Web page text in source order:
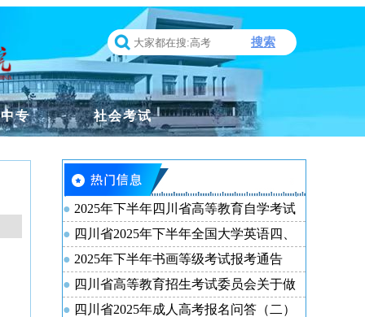
搜索
专 社会考试
2025年下半年四川省高等教育自学考试
新生注册及课程报考通告
四川省2025年下半年全国大学英语四、
六级考试报名通告
2025年下半年书画等级考试报考通告
四川省高等教育招生考试委员会关于做
好我省2026年普通高校招生报名工作的通
四川省2025年成人高考报名问答（二）